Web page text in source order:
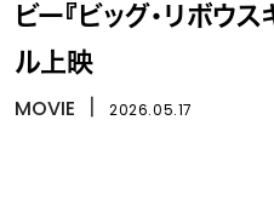
ビー『ビッグ・リボウ
ル上映
MOVIE 2026.05.17